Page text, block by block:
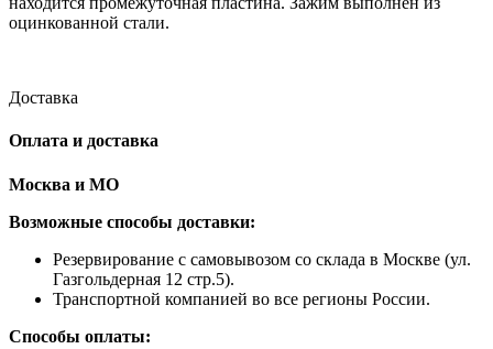
оцинкованной стали.
Доставка
Оплата и доставка
Москва и МО
Возможные способы доставки:
​Резервирование с самовывозом со склада в Москве (ул.
Газгольдерная 12 стр.5).
Транспортной компанией во все регионы России.
Способы оплаты: